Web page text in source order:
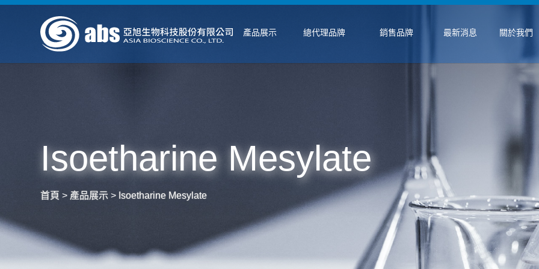
產品展示 總代理品牌 銷售品牌 最新消息 關於我們
Isoetharine Mesylate
首頁 > 產品展示 > Isoetharine Mesylate